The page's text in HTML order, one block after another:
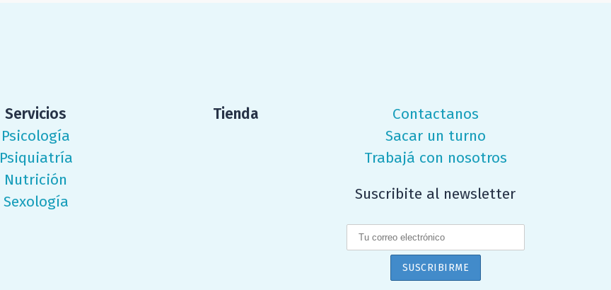
Servicios
Psicología
Psiquiatría
Nutrición
Sexología
Tienda
Contactanos
Sacar un turno
Trabajá con nosotros
Suscribite al newsletter